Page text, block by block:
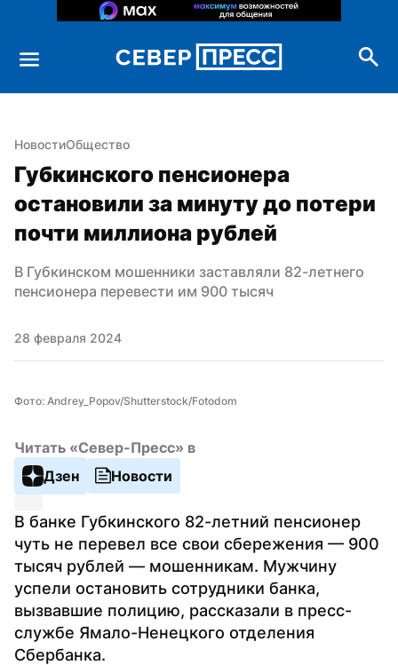
НовостиОбщество
Губкинского пенсионера
остановили за минуту до потери
почти миллиона рублей
В Губкинском мошенники заставляли 82-летнего
пенсионера перевести им 900 тысяч
28 февраля 2024
Фото: Andrey_Popov/Shutterstock/Fotodom
Читать «Север-Пресс» в
Дзен
Новости
В банке Губкинского 82-летний пенсионер
чуть не перевел все свои сбережения — 900
тысяч рублей — мошенникам. Мужчину
успели остановить сотрудники банка,
вызвавшие полицию, рассказали в пресс-
службе Ямало-Ненецкого отделения
Сбербанка.